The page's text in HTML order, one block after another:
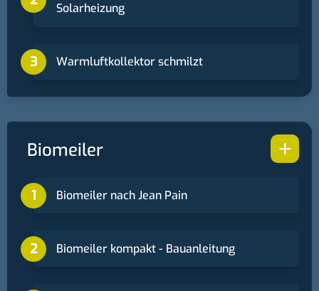
Solarheizung
Warmluftkollektor schmilzt
+
Biomeiler
Biomeiler nach Jean Pain
Biomeiler kompakt - Bauanleitung